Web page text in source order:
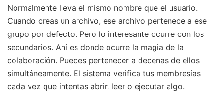
Normalmente lleva el mismo nombre que el usuario.
Cuando creas un archivo, ese archivo pertenece a ese
grupo por defecto. Pero lo interesante ocurre con los
secundarios. Ahí es donde ocurre la magia de la
colaboración. Puedes pertenecer a decenas de ellos
simultáneamente. El sistema verifica tus membresías
cada vez que intentas abrir, leer o ejecutar algo.